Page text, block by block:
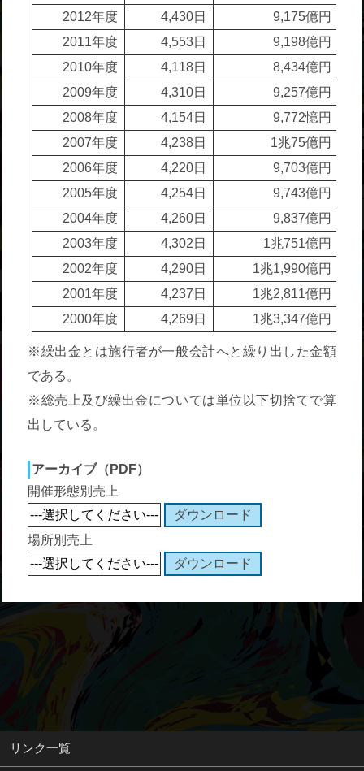
2012年度
4,430日
9,175億円
2011年度
4,553日
9,198億円
2010年度
4,118日
8,434億円
2009年度
4,310日
9,257億円
2008年度
4,154日
9,772憶円
2007年度
4,238日
1兆75億円
2006年度
4,220日
9,703億円
2005年度
4,254日
9,743億円
2004年度
4,260日
9,837億円
2003年度
4,302日
1兆751億円
2002年度
4,290日
1兆1,990億円
2001年度
4,237日
1兆2,811億円
2000年度
4,269日 1兆3,347億円
※繰出金とは施行者が一般会計へと繰り出した金額
である。
※総売上及び繰出金については単位以下切捨てで算
出している。
アーカイブ（PDF）
開催形態別売上
場所別売上
リンク一覧